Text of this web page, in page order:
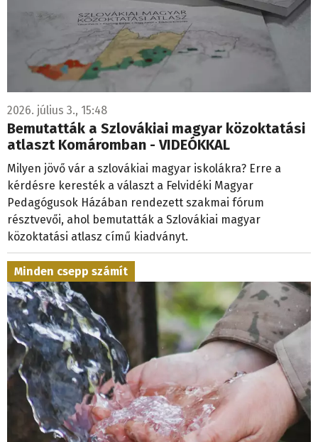
2026. július 3., 15:48
Bemutatták a Szlovákiai magyar közoktatási
atlaszt Komáromban - VIDEÓKKAL
Milyen jövő vár a szlovákiai magyar iskolákra? Erre a
kérdésre keresték a választ a Felvidéki Magyar
Pedagógusok Házában rendezett szakmai fórum
résztvevői, ahol bemutatták a Szlovákiai magyar
közoktatási atlasz című kiadványt.
Minden csepp számít